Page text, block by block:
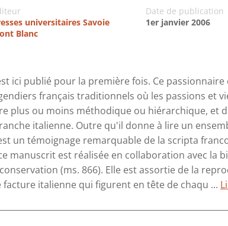
universitaires Savoie
Blanc
Date de publication
1er janvier 2006
ici publié pour la première fois. Ce
français traditionnels où les passions et
plus ou moins méthodique ou hiérarchique, et
italienne. Outre qu'il donne à lire un
un témoignage remarquable de la scripta
manuscrit est réalisée en collaboration avec la
(ms. 866). Elle est assortie de la
italienne qui figurent en tête de chaqu ...